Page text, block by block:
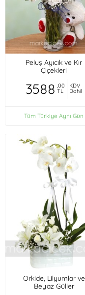
Peluş Ayıcık ve Kır
Çiçekleri
3588 ,00
TL
KDV
Dahil
Tüm Türkiye Aynı Gün
Orkide, Lilyumlar ve
Beyaz Güller